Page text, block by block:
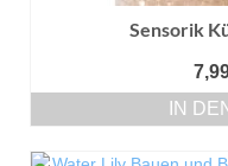
Sensorik
IN